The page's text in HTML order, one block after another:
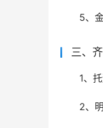
5、
三、
1、
2、